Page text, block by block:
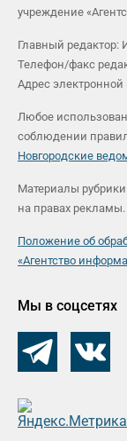
учреждение
Главный редактор:
Телефон/факс
Адрес
Любое
соблюдении
Новгородские
Материалы
на правах рекламы.
Положение об
«Агентство
Мы в соцсетях